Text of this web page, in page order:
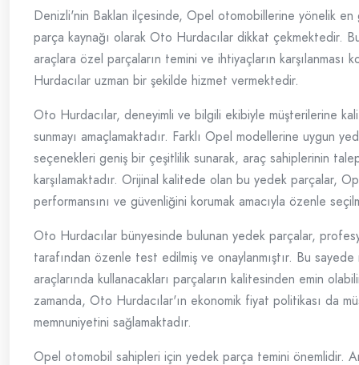
Denizli'nin Baklan ilçesinde, Opel otomobillerine yönelik en
parça kaynağı olarak Oto Hurdacılar dikkat çekmektedir.
araçlara özel parçaların temini ve ihtiyaçların karşılanması
Hurdacılar uzman bir şekilde hizmet vermektedir.
Oto Hurdacılar, deneyimli ve bilgili ekibiyle müşterilerine
sunmayı amaçlamaktadır. Farklı Opel modellerine uygun
seçenekleri geniş bir çeşitlilik sunarak, araç sahiplerinin
karşılamaktadır. Orijinal kalitede olan bu yedek parçalar,
performansını ve güvenliğini korumak amacıyla özenle
Oto Hurdacılar bünyesinde bulunan yedek parçalar,
tarafından özenle test edilmiş ve onaylanmıştır. Bu sayede
araçlarında kullanacakları parçaların kalitesinden emin
zamanda, Oto Hurdacılar'ın ekonomik fiyat politikası da
memnuniyetini sağlamaktadır.
Opel otomobil sahipleri için yedek parça temini önemlidir.